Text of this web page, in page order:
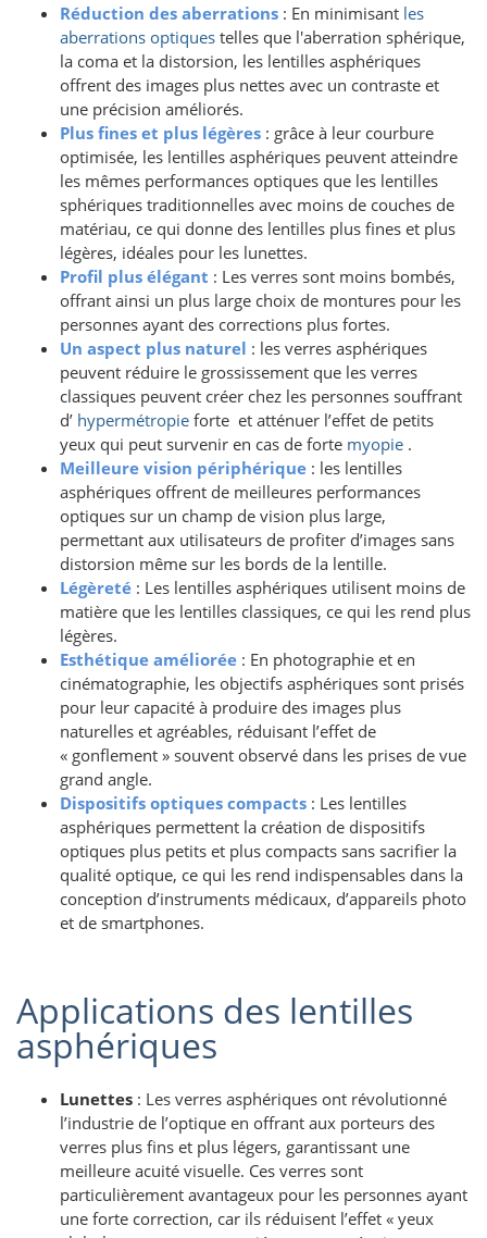
Réduction des aberrations : En minimisant les
aberrations optiques telles que l'aberration sphérique,
la coma et la distorsion, les lentilles asphériques
offrent des images plus nettes avec un contraste et
une précision améliorés.
Plus fines et plus légères : grâce à leur courbure
optimisée, les lentilles asphériques peuvent atteindre
les mêmes performances optiques que les lentilles
sphériques traditionnelles avec moins de couches de
matériau, ce qui donne des lentilles plus fines et plus
légères, idéales pour les lunettes.
Profil plus élégant : Les verres sont moins bombés,
offrant ainsi un plus large choix de montures pour les
personnes ayant des corrections plus fortes.
Un aspect plus naturel : les verres asphériques
peuvent réduire le grossissement que les verres
classiques peuvent créer chez les personnes souffrant
d’ hypermétropie forte et atténuer l’effet de petits
yeux qui peut survenir en cas de forte myopie .
Meilleure vision périphérique : les lentilles
asphériques offrent de meilleures performances
optiques sur un champ de vision plus large,
permettant aux utilisateurs de profiter d’images sans
distorsion même sur les bords de la lentille.
Légèreté : Les lentilles asphériques utilisent moins de
matière que les lentilles classiques, ce qui les rend plus
légères.
Esthétique améliorée : En photographie et en
cinématographie, les objectifs asphériques sont prisés
pour leur capacité à produire des images plus
naturelles et agréables, réduisant l’effet de
« gonflement » souvent observé dans les prises de vue
grand angle.
Dispositifs optiques compacts : Les lentilles
asphériques permettent la création de dispositifs
optiques plus petits et plus compacts sans sacrifier la
qualité optique, ce qui les rend indispensables dans la
conception d’instruments médicaux, d’appareils photo
et de smartphones.
Applications des lentilles
asphériques
Lunettes : Les verres asphériques ont révolutionné
l’industrie de l’optique en offrant aux porteurs des
verres plus fins et plus légers, garantissant une
meilleure acuité visuelle. Ces verres sont
particulièrement avantageux pour les personnes ayant
une forte correction, car ils réduisent l’effet « yeux